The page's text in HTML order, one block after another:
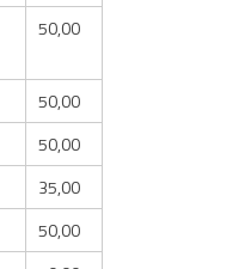
50,00
50,00
50,00
35,00
50,00